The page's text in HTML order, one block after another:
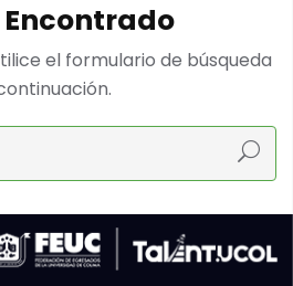
el formulario de búsqueda